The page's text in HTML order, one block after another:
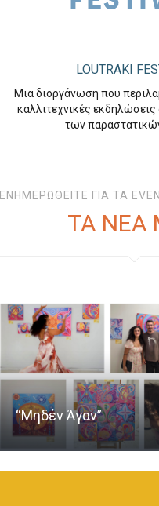
LOUTRAKI
Μια διοργάνωση που
καλλιτεχνικές
των
ΕΝΗΜΕΡΩΘΕΙΤΕ ΓΙΑ ΤΑ
ΤΑ ΝΕΑ
“Μηδέν Άγαν”